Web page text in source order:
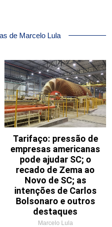
de Marcelo Lula
Tarifaço: pressão de
empresas americanas
pode ajudar SC; o
recado de Zema ao
Novo de SC; as
intenções de Carlos
Bolsonaro e outros
destaques
Marcelo Lula